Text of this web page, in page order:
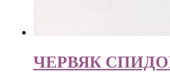
ЧЕРВЯК